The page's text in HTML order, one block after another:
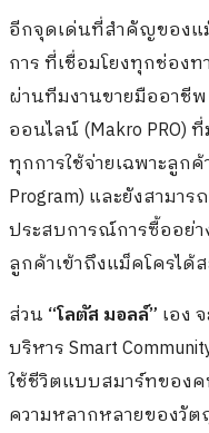
อีกจุดเด่นที่สำคัญของแ
การ ที่เชื่อมโยงทุกช่องท
ผ่านทีมงานขายมืออาชี
ออนไลน์ (Makro
ทุกการใช้จ่ายเฉพาะลูกค้
Program) และยังสามา
ประสบการณ์การซื้ออย่า
ลูกค้าเข้าถึงแม็คโครได้ส
ส่วน “โลตัส มอลล์” เอง
บริหาร Smart
ใช้ชีวิตแบบสมาร์ทของ
ความหลากหลายของวัต